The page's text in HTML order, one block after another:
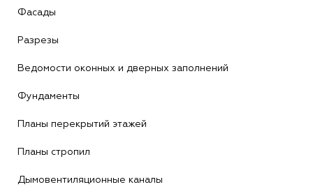
Фасады
Разрезы
Ведомости оконных и дверных заполнений
Фундаменты
Планы перекрытий этажей
Планы стропил
Дымовентиляционные каналы